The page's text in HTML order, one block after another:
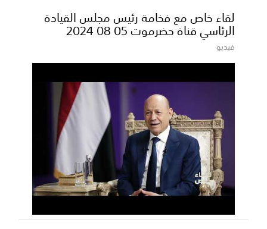
لقاء خاص مع فخامة رئيس مجلس القيادة
الرئاسي قناة حضرموت 05 08 2024
فيديو